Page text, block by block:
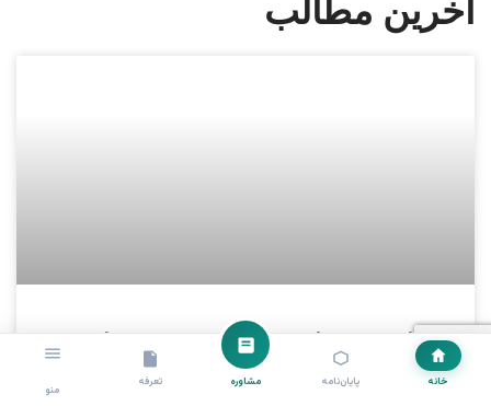
خانه پایان‌نامه مشاوره تعرفه
منو
آخرین مطالب
انجام پروژه با SeismoStruct به همراه
مثال عملی